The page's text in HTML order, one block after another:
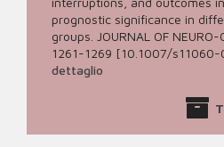
prognostic significance in
groups. JOURNAL OF NEURO-
1261-1269 [10.1007/
dettaglio